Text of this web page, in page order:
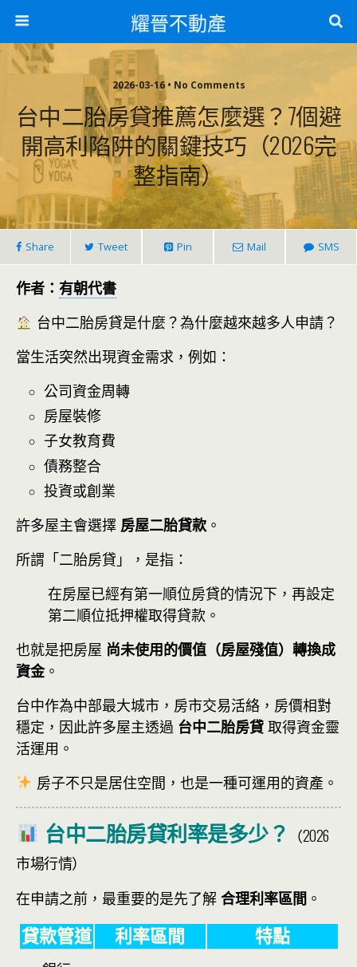
耀晉不動產
2026-03-16 • No Comments
台中二胎房貸推薦怎麼選？7個避
開高利陷阱的關鍵技巧（2026完
整指南）
Share Tweet Pin Mail SMS
作者： 有朝代書
台中二胎房貸是什麼？為什麼越來越多人申請？
當生活突然出現資金需求，例如：
公司資金周轉
房屋裝修
子女教育費
債務整合
投資或創業
許多屋主會選擇 房屋二胎貸款 。
所謂「二胎房貸」，是指：
在房屋已經有第一順位房貸的情況下，再設定
第二順位抵押權取得貸款。
也就是把房屋 尚未使用的價值（房屋殘值）轉換成
資金。
台中作為中部最大城市，房市交易活絡，房價相對
穩定，因此許多屋主透過 台中二胎房貸 取得資金靈
活運用。
房子不只是居住空間，也是一種可運用的資產。
台中二胎房貸利率是多少？
（2026
市場行情）
在申請之前，最重要的是先了解 合理利率區間 。
貸款管道 利率區間 特點